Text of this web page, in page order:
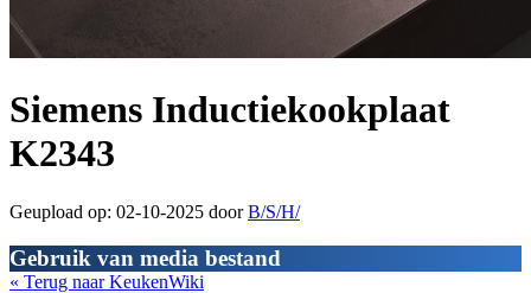
Siemens Inductiekookplaat
K2343
Geupload op: 02-10-2025 doorB/S/H/
Gebruik van media bestand
« Terug naar KeukenWiki